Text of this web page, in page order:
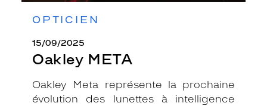
OPTICIEN
15/09/2025
Oakley META
Oakley Meta représente la prochaine
évolution des lunettes à intelligence